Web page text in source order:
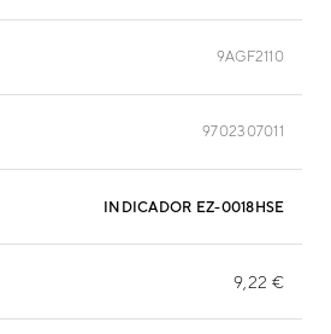
9AGF2110
9702307011
9,22 €